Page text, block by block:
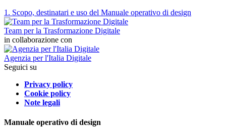
1. Scopo, destinatari e uso del Manuale operativo di design
Team per la Trasformazione Digitale
in collaborazione con
Agenzia per l'Italia Digitale
Seguici su
Privacy policy
Cookie policy
Note legali
Manuale operativo di design